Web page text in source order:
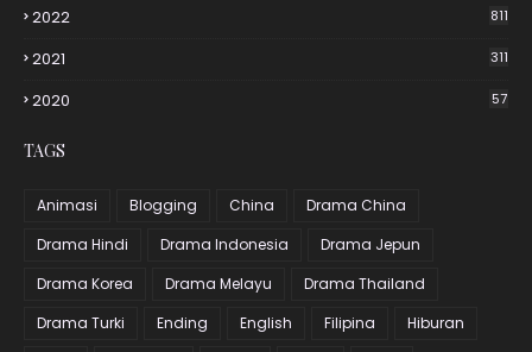
2022 811
2021 311
2020 57
TAGS
Animasi Blogging China
Drama China
Drama Hindi
Drama Indonesia
Drama Jepun
Drama Korea
Drama Melayu
Drama Thailand
Drama Turki
Ending English Filipina Hiburan